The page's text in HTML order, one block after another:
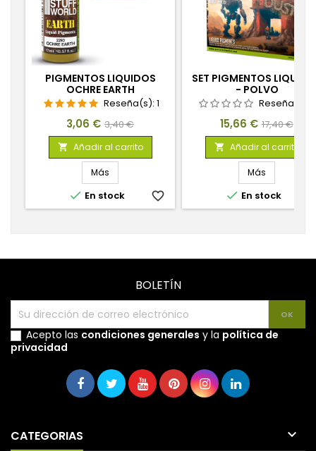
PIGMENTOS LIQUIDOS
OCHRE EARTH
Reseña(s): 1
Precio
3,06 € Precio
base
3,40 €
 Añadir al carrito
Más
 En stock favorite_border
SET PIGMENTOS
- POLVO
Reseña(s):
Precio
15,66 € Precio
base
17,40 €
 Añadir al carrito
Más
 En stock
BOLETÍN
Acepto las condiciones generales y la política de
privacidad
CATEGORIAS 